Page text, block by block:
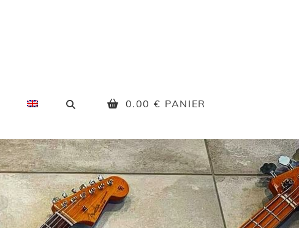
SEARCH0.00 € PANIER